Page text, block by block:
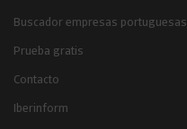
Buscador empresas portuguesas
Prueba gratis
Contacto
Iberinform